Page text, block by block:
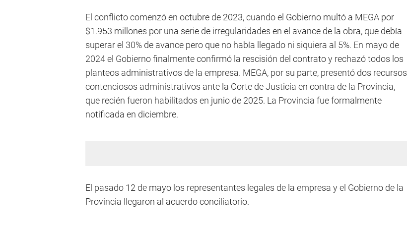
El conflicto comenzó en octubre de 2023, cuando el Gobierno multó a MEGA por
$1.953 millones por una serie de irregularidades en el avance de la obra, que debía
superar el 30% de avance pero que no había llegado ni siquiera al 5%. En mayo de
2024 el Gobierno finalmente confirmó la rescisión del contrato y rechazó todos los
planteos administrativos de la empresa. MEGA, por su parte, presentó dos recursos
contenciosos administrativos ante la Corte de Justicia en contra de la Provincia,
que recién fueron habilitados en junio de 2025. La Provincia fue formalmente
notificada en diciembre.
El pasado 12 de mayo los representantes legales de la empresa y el Gobierno de la
Provincia llegaron al acuerdo conciliatorio.